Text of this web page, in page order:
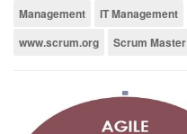
Management IT Management
www.scrum.org
Scrum Master